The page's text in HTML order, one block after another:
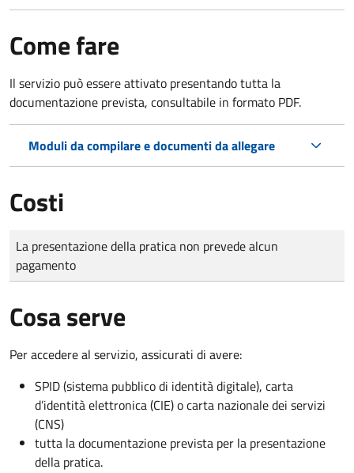
Come fare
Il servizio può essere attivato presentando tutta la
documentazione prevista, consultabile in formato PDF.
Moduli da compilare e documenti da allegare
Costi
Tipo di pagamento
Importo
La presentazione della pratica non prevede alcun
pagamento
Cosa serve
Per accedere al servizio, assicurati di avere:
SPID (sistema pubblico di identità digitale), carta
d’identità elettronica (CIE) o carta nazionale dei servizi
(CNS)
tutta la documentazione prevista per la presentazione
della pratica.